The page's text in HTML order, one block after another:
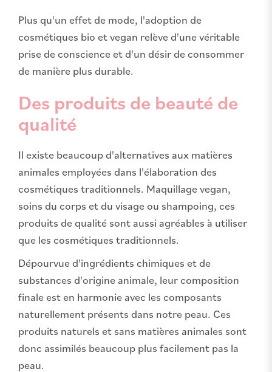
Plus qu'un effet de mode, l'adoption de
cosmétiques bio et vegan relève d'une véritable
prise de conscience et d'un désir de consommer
de manière plus durable.
Des produits de beauté de
qualité
Il existe beaucoup d'alternatives aux matières
animales employées dans l'élaboration des
cosmétiques traditionnels. Maquillage vegan,
soins du corps et du visage ou shampoing, ces
produits de qualité sont aussi agréables à utiliser
que les cosmétiques traditionnels.
Dépourvue d'ingrédients chimiques et de
substances d'origine animale, leur composition
finale est en harmonie avec les composants
naturellement présents dans notre peau. Ces
produits naturels et sans matières animales sont
donc assimilés beaucoup plus facilement pas la
peau.